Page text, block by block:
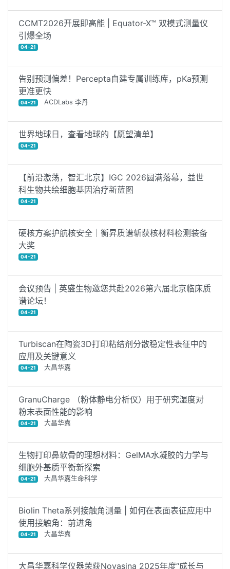
CCMT2026开展即高能 | Equator-X™ 双模式测量仪
引爆全场
04-21
告别预测偏差！Percepta自建专属训练库，pKa预测
更准更快
04-21 ACDLabs 李丹
世界地球日，查看地球的【愿望清单】
04-21
【前沿激荡，智汇北京】IGC 2026圆满落幕，益世
科生物共绘细胞基因治疗新蓝图
04-21
硬核方案护航核安全｜衡昇质谱斩获核材料检测装备
大奖
04-21
会议预告 | 英盛生物邀您共赴2026第六届北京临床质
谱论坛！
04-21
Turbiscan在陶瓷3D打印粘结剂分散稳定性表征中的
应用及关键意义
04-21 大昌华嘉
GranuCharge （粉体静电分析仪）用于研究湿度对
粉末表面性能的影响
04-21 大昌华嘉
生物打印鼻软骨的理想材料：GelMA水凝胶的力学与
细胞外基质平衡新探索
04-21 大昌华嘉生命科学
Biolin Theta系列接触角测量 | 如何在表面表征应用中
使用接触角：前进角
04-21 大昌华嘉
大昌华嘉科学仪器荣获Novasina 2025年度“成长与